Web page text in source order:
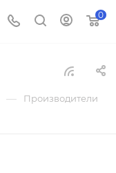
0
— Производители